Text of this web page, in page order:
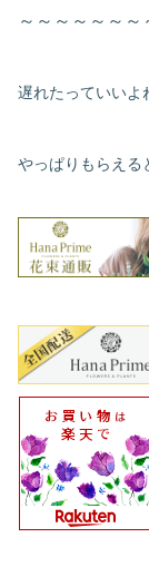
～～～～～～～
遅れたっていいよ
やっぱりもらえる